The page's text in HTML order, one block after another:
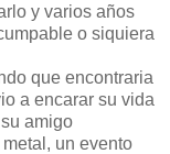
y varios años
o siquiera
que encontraria
a encarar su vida
amigo
un evento